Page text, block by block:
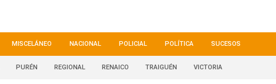
MISCELÁNEO NACIONAL POLICIAL POLÍTICA SUCESOS
PURÉN REGIONAL RENAICO TRAIGUÉN VICTORIA